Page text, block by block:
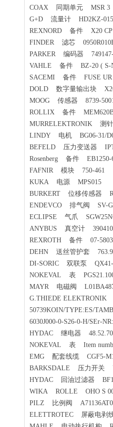
COAX 同期单元 MSR 3
G+D 流量计 HD2KZ-
REXNORD 备件 X20
FINDER 滤芯
PARKER 编码器
VAHLE 备件 BZ-20 ( S-
SACEMI 备件 FUSE UR
DOLD 数字量输出块
MOOG 传感器 8739-
ROLLIX 备件
MURRELEKTRONIK 测
LINDY 电机 BG06-31/
BEFELD 压力变送器
Rosenberg 备件 EB1250-
FAFNIR 模块 750-461
KUKA 电源 MPS015
BURKERT 位移传感器
ENDEVCO 排气阀 SV-
ECLIPSE 气爪
ANYBUS 真空计
REXROTH 备件 07-
DEHN 送丝管护套
DI-SORIC 双联泵 QX41-
NOKEVAL 表
MAYR 电磁阀
G.THIEDE
50739KOIN/TYPE:ES/
6030J000-0-S26-0-H/SEr-
HYDAC 继电器
NOKEVAL 表 Item
EMG 配套线缆 CGF5-
BARKSDALE 压力开关
HYDAC 回油过滤器
WIKA ROLLE OHO S
PILZ 比例阀 A71136AT0
ELETTROTEC 屏蔽电剥